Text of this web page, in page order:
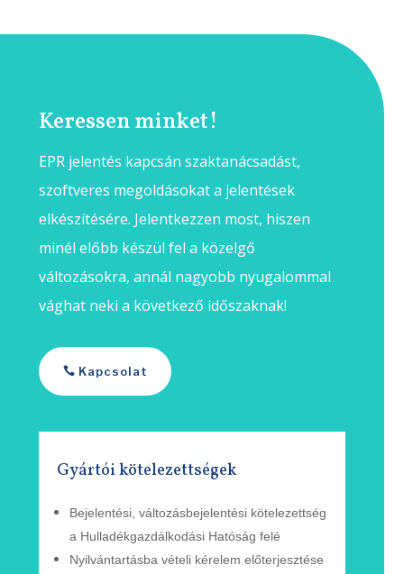
Keressen minket!
EPR jelentés kapcsán szaktanácsadást,
szoftveres megoldásokat a jelentések
elkészítésére. Jelentkezzen most, hiszen
minél előbb készül fel a közelgő
változásokra, annál nagyobb nyugalommal
vághat neki a következő időszaknak!
Kapcsolat
Gyártói kötelezettségek
Bejelentési, változásbejelentési kötelezettség
a Hulladékgazdálkodási Hatóság felé
Nyilvántartásba vételi kérelem előterjesztése